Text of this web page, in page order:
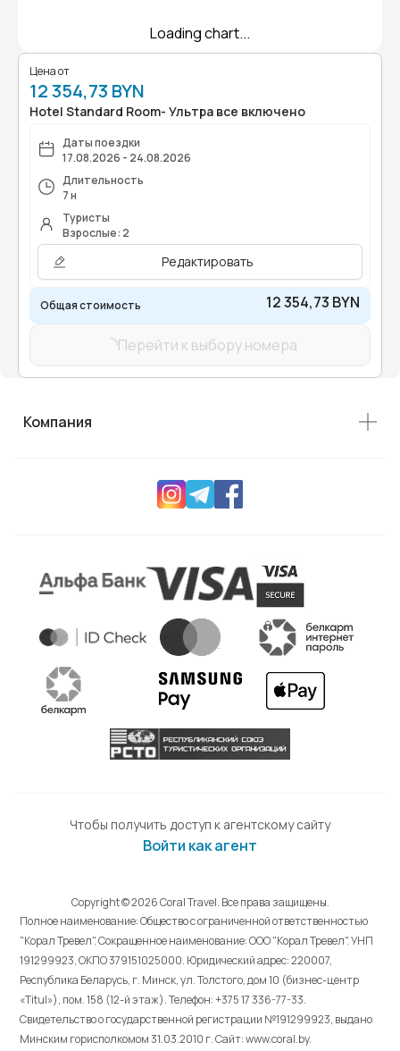
Loading chart...
Цена от
12 354,73 BYN
Hotel Standard Room- Ультра все включено
Даты поездки
17.08.2026 - 24.08.2026
Длительность
7 н
Туристы
Взрослые: 2
Редактировать
Общая стоимость 12 354,73 BYN
Перейти к выбору номера
Компания
Чтобы получить доступ к агентскому сайту
Войти как агент
Copyright © 2026 Coral Travel. Все права защищены.
Полное наименование: Общество с ограниченной ответственностью
"Корал Тревел". Сокращенное наименование: ООО "Корал Тревел". УНП
191299923, ОКПО 379151025000. Юридический адрес: 220007,
Республика Беларусь, г. Минск, ул. Толстого, дом 10 (бизнес-центр
«Titul»), пом. 158 (12-й этаж). Телефон: +375 17 336-77-33.
Свидетельство о государственной регистрации №191299923, выдано
Минским горисполкомом 31.03.2010 г. Cайт: www.coral.by.